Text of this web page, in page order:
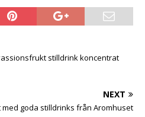
stilldrink koncentrat
NEXT
med goda stilldrinks från Aromhuset